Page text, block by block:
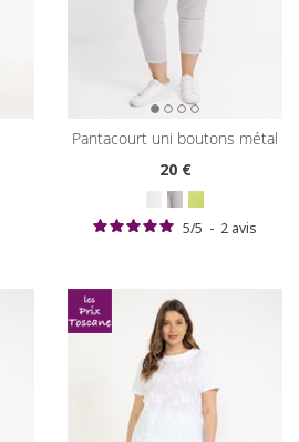
pantacourt uni boutons métal
20€
5/5 - 2 avis